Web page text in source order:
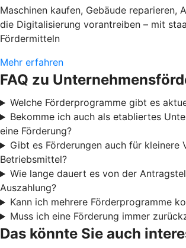
Maschinen kaufen, Gebäude reparieren,
die Digitalisierung vorantreiben – mit
Fördermitteln
Mehr erfahren
FAQ zu
Welche Förderprogramme gibt es
Bekomme ich auch als etabliertes
eine Förderung?
Gibt es Förderungen auch für kleinere
Betriebsmittel?
Wie lange dauert es von der
Auszahlung?
Kann ich mehrere Förderprogramme
Muss ich eine Förderung immer
Das könnte Sie auch